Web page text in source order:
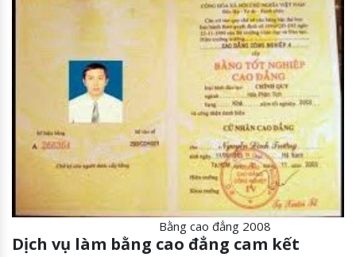
Bằng cao đẳng 2008
Dịch vụ làm bằng cao đẳng cam kết